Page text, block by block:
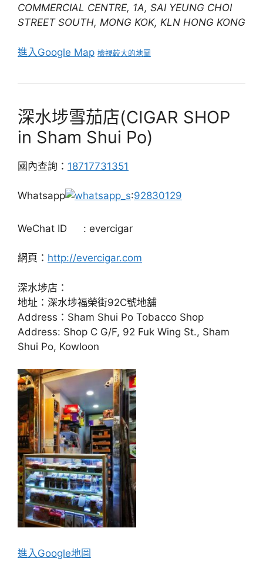
COMMERCIAL CENTRE, 1A, SAI YEUNG CHOI
STREET SOUTH, MONG KOK, KLN HONG KONG
進入Google Map 檢視較大的地圖
深水埗雪茄店(CIGAR SHOP
in Sham Shui Po)
國內查詢： 18717731351
Whatsapp :92830129
WeChat ID : evercigar
網頁： http://evercigar.com
深水埗店：
地址：深水埗福榮街92C號地舖
Address：Sham Shui Po Tobacco Shop
Address: Shop C G/F, 92 Fuk Wing St., Sham
Shui Po, Kowloon
進入Google地圖